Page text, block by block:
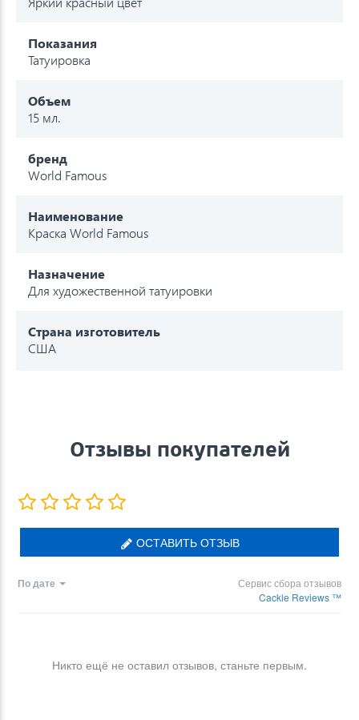
Показания
Татуировка
Объем
15 мл.
бренд
World Famous
Наименование
Краска World Famous
Назначение
Для художественной татуировки
Страна изготовитель
США
Отзывы покупателей
ОСТАВИТЬ ОТЗЫВ
По дате
Сервис сбора отзывов
Cackle Reviews ™
Никто ещё не оставил отзывов, станьте первым.